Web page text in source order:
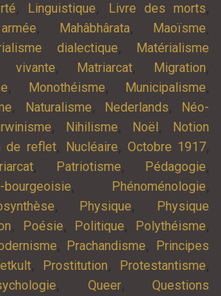
, Linguistique, Livre des morts,
, Mahâbhârata, Maoïsme,
dialectique, Matérialisme
vivante, Matriarcat, Migration,
, Monothéisme, Municipalisme,
, Naturalisme, Nederlands, Néo-
, Nihilisme, Noël, Notion
de reflet, Nucléaire, Octobre 1917,
, Patriotisme, Pédagogie,
bourgeoisie, Phénoménologie,
, Physique, Physique
, Poésie, Politique, Polythéisme,
, Prachandisme, Principes
, Prostitution, Protestantisme,
, Queer,Questions